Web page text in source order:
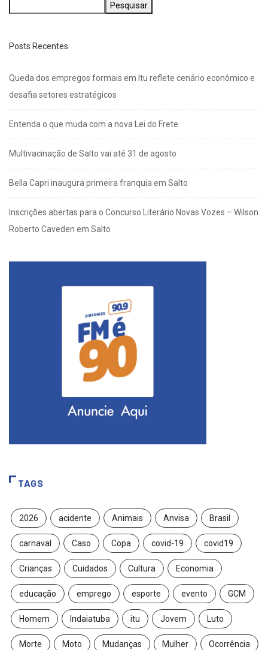
Pesquisar
Posts Recentes
Queda dos empregos formais em Itu reflete cenário econômico e
desafia setores estratégicos
Entenda o que muda com a nova Lei do Frete
Multivacinação de Salto vai até 31 de agosto
Bella Capri inaugura primeira franquia em Salto
Inscrições abertas para o Concurso Literário Novas Vozes – Wilson
Roberto Caveden em Salto
TAGS
2026 acidente Animais Anvisa Brasil
carnaval Caso Copa covid-19 covid19
Crianças Cuidados Cultura Economia
educação emprego esporte evento GCM
Homem Indaiatuba itu Jovem Luto
Morte Moto Mudanças Mulher Ocorrência